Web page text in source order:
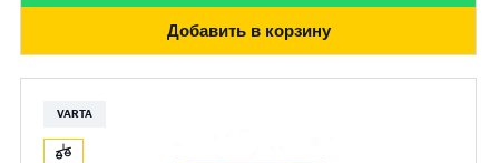
Добавить в корзину
VARTA